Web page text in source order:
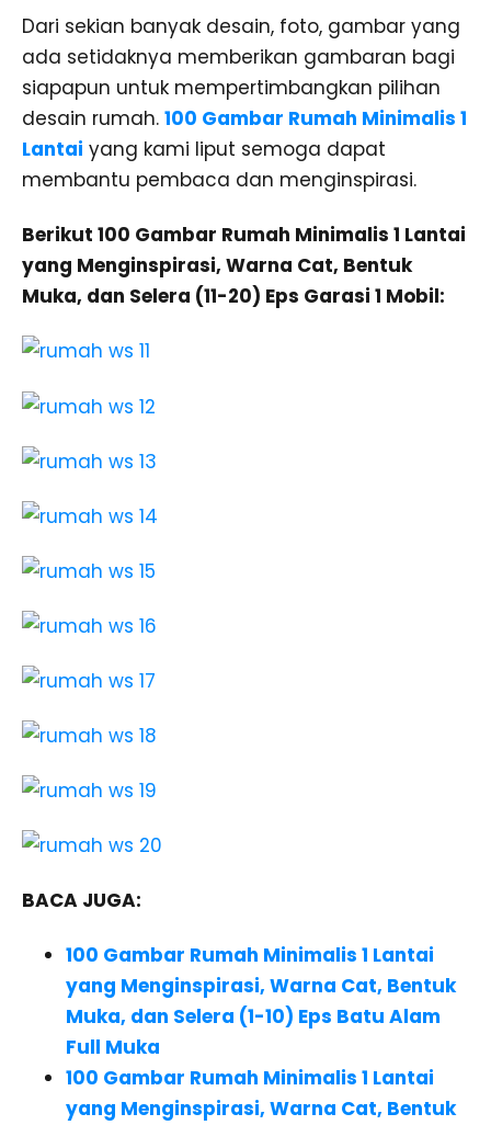
Dari sekian banyak desain, foto, gambar yang
ada setidaknya memberikan gambaran bagi
siapapun untuk mempertimbangkan pilihan
desain rumah. 100 Gambar Rumah Minimalis 1
Lantai yang kami liput semoga dapat
membantu pembaca dan menginspirasi.
Berikut 100 Gambar Rumah Minimalis 1 Lantai
yang Menginspirasi, Warna Cat, Bentuk
Muka, dan Selera (11-20) Eps Garasi 1 Mobil:
BACA JUGA:
100 Gambar Rumah Minimalis 1 Lantai
yang Menginspirasi, Warna Cat, Bentuk
Muka, dan Selera (1-10) Eps Batu Alam
Full Muka
100 Gambar Rumah Minimalis 1 Lantai
yang Menginspirasi, Warna Cat, Bentuk